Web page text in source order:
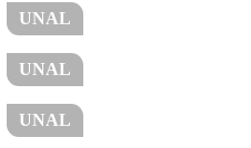
UNAL
UNAL
UNAL